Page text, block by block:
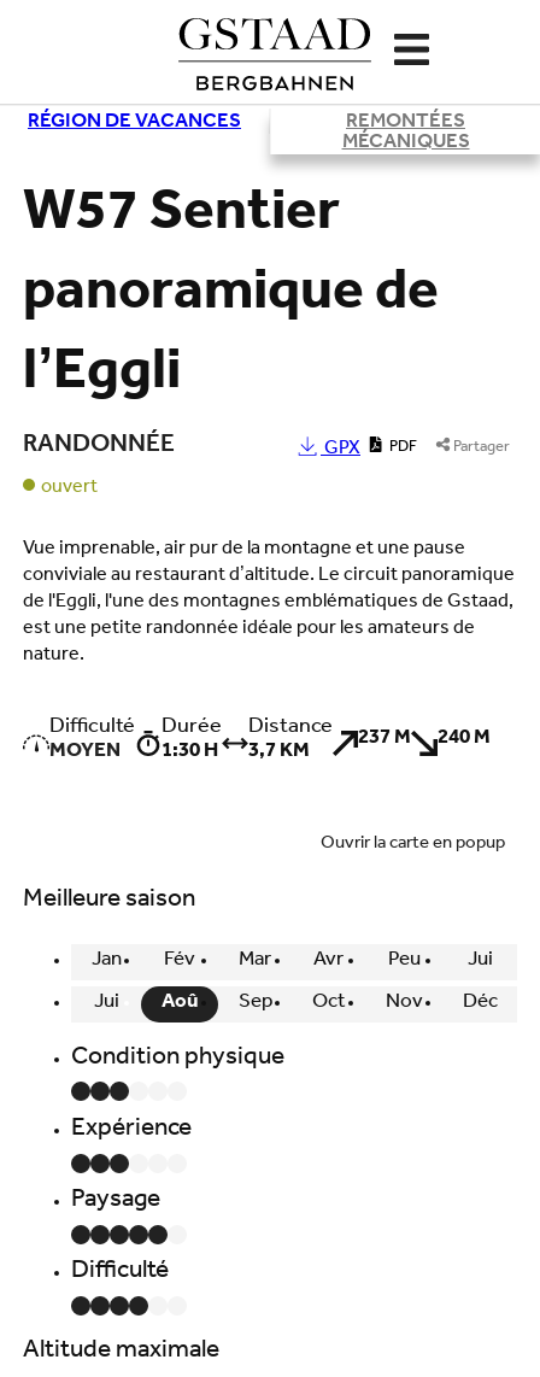
RÉGION DE VACANCES
REMONTÉES
MÉCANIQUES
W57 Sentier
panoramique de
l’Eggli
RANDONNÉE GPX PDF Partager
ouvert
Vue imprenable, air pur de la montagne et une pause
conviviale au restaurant d’altitude. Le circuit panoramique
de l'Eggli, l'une des montagnes emblématiques de Gstaad,
est une petite randonnée idéale pour les amateurs de
nature.
Difficulté
MOYEN
Durée
1:30 H
Distance
3,7 KM
237 M 240 M
Ouvrir la carte en popup
Meilleure saison
Jan Fév Mar Avr Peu Jui
Jui Aoû Sep Oct Nov Déc
Condition physique
Expérience
Paysage
Difficulté
Altitude maximale